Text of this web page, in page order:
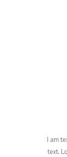
I am
text.